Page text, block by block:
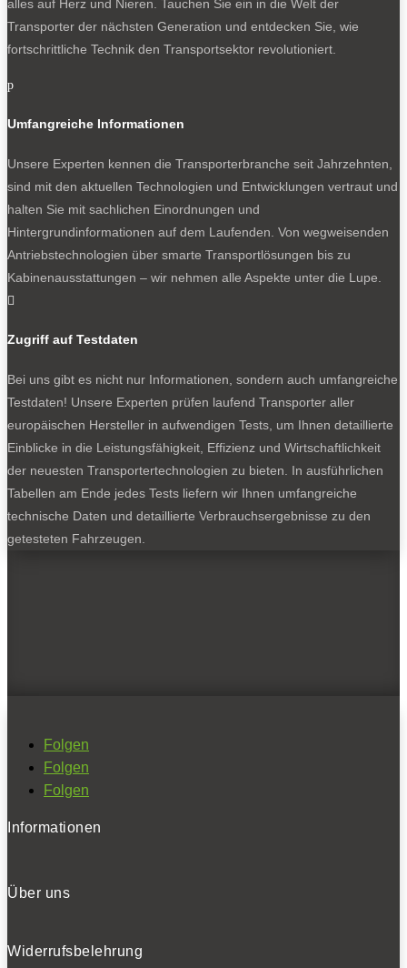
alles auf Herz und Nieren. Tauchen Sie ein in die Welt der
Transporter der nächsten Generation und entdecken Sie, wie
fortschrittliche Technik den Transportsektor revolutioniert.
p
Umfangreiche Informationen
Unsere Experten kennen die Transporterbranche seit Jahrzehnten,
sind mit den aktuellen Technologien und Entwicklungen vertraut und
halten Sie mit sachlichen Einordnungen und
Hintergrundinformationen auf dem Laufenden. Von wegweisenden
Antriebstechnologien über smarte Transportlösungen bis zu
Kabinenausstattungen – wir nehmen alle Aspekte unter die Lupe.

Zugriff auf Testdaten
Bei uns gibt es nicht nur Informationen, sondern auch umfangreiche
Testdaten! Unsere Experten prüfen laufend Transporter aller
europäischen Hersteller in aufwendigen Tests, um Ihnen detaillierte
Einblicke in die Leistungsfähigkeit, Effizienz und Wirtschaftlichkeit
der neuesten Transportertechnologien zu bieten. In ausführlichen
Tabellen am Ende jedes Tests liefern wir Ihnen umfangreiche
technische Daten und detaillierte Verbrauchsergebnisse zu den
getesteten Fahrzeugen.
Folgen
Folgen
Folgen
Informationen
Über uns
Widerrufsbelehrung